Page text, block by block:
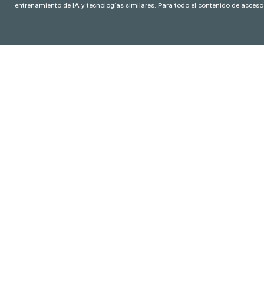
entrenamiento de IA y tecnologías similares. Para todo el contenido de